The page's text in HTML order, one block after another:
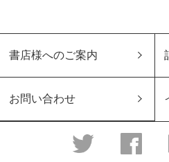
書店様へのご案内
お問い合わせ